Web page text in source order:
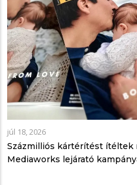
júl 18, 2026
Százmilliós kártérítést ítéltek
Mediaworks lejárató